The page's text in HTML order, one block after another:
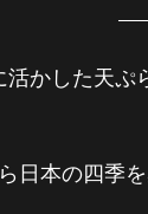
かした天
日本の四季